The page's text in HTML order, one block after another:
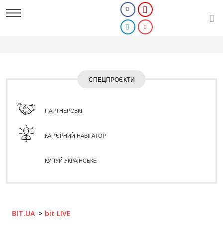
СПЕЦПРОЄКТИ
ПАРТНЕРСЬКІ
КАР'ЄРНИЙ НАВІГАТОР
КУПУЙ УКРАЇНСЬКЕ
BIT.UA bit LIVE